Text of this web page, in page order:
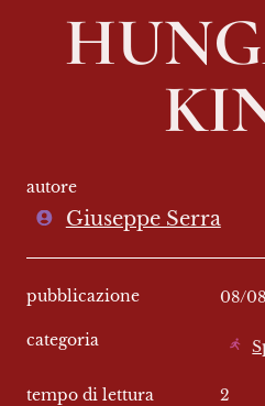
autore
Giuseppe Serra
pubblicazione 08/
categoria
tempo di lettura 2